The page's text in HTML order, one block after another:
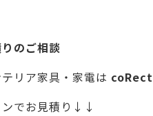
のご相談
リア家具・家電は coRect
でお見積り↓↓